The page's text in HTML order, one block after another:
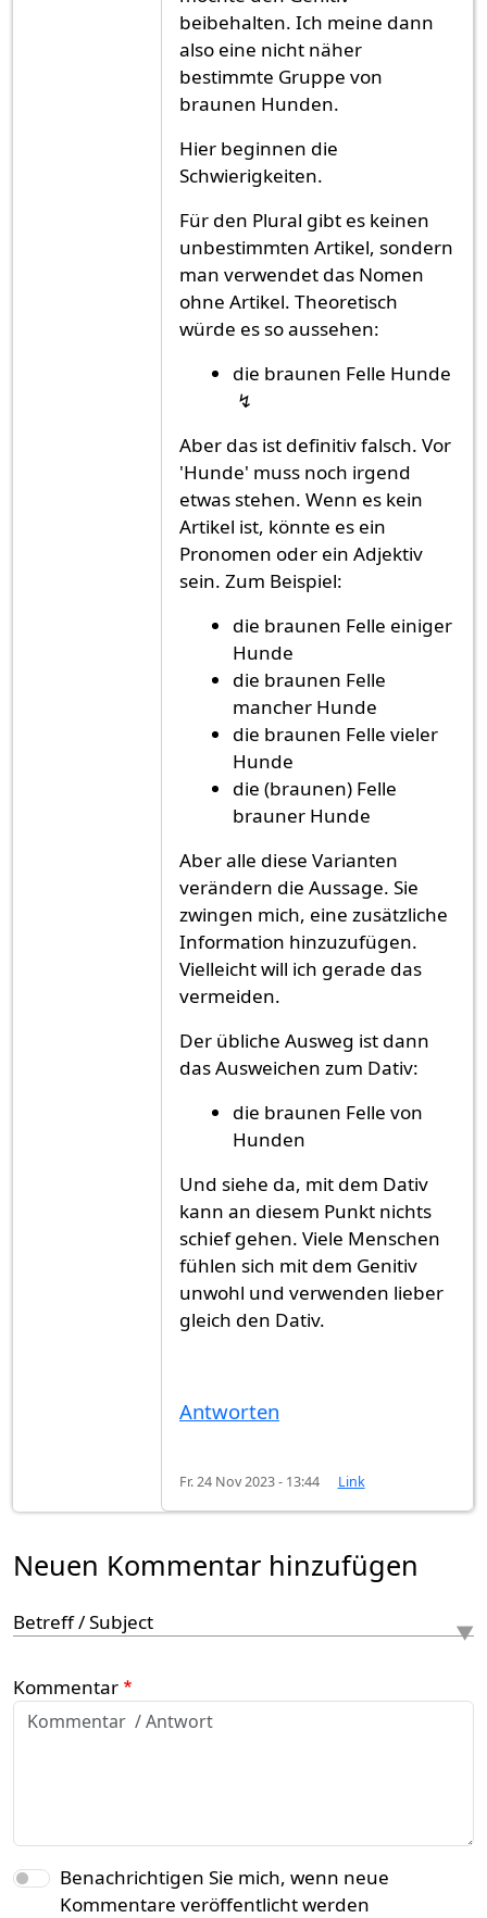
beibehalten. Ich meine dann
also eine nicht näher
bestimmte Gruppe von
braunen Hunden.
Hier beginnen die
Schwierigkeiten.
Für den Plural gibt es keinen
unbestimmten Artikel, sondern
man verwendet das Nomen
ohne Artikel. Theoretisch
würde es so aussehen:
die braunen Felle Hunde
↯
Aber das ist definitiv falsch. Vor
'Hunde' muss noch irgend
etwas stehen. Wenn es kein
Artikel ist, könnte es ein
Pronomen oder ein Adjektiv
sein. Zum Beispiel:
die braunen Felle einiger
Hunde
die braunen Felle
mancher Hunde
die braunen Felle vieler
Hunde
die (braunen) Felle
brauner Hunde
Aber alle diese Varianten
verändern die Aussage. Sie
zwingen mich, eine zusätzliche
Information hinzuzufügen.
Vielleicht will ich gerade das
vermeiden.
Der übliche Ausweg ist dann
das Ausweichen zum Dativ:
die braunen Felle von
Hunden
Und siehe da, mit dem Dativ
kann an diesem Punkt nichts
schief gehen. Viele Menschen
fühlen sich mit dem Genitiv
unwohl und verwenden lieber
gleich den Dativ.
Antworten
Fr. 24 Nov 2023 - 13:44 Link
Neuen Kommentar hinzufügen
Betreff / Subject
Kommentar
Benachrichtigen Sie mich, wenn neue
Kommentare veröffentlicht werden